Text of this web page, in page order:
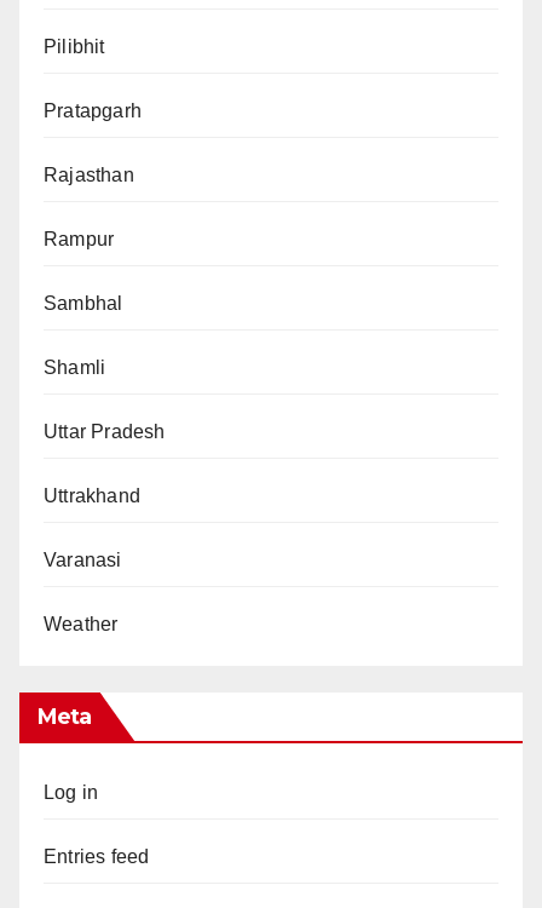
Pilibhit
Pratapgarh
Rajasthan
Rampur
Sambhal
Shamli
Uttar Pradesh
Uttrakhand
Varanasi
Weather
Meta
Log in
Entries feed